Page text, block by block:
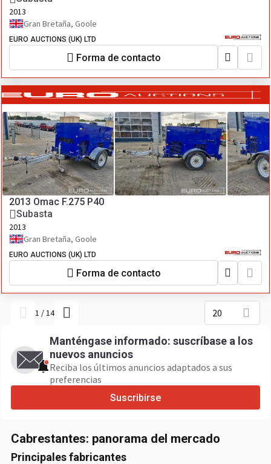
2013
Gran Bretaña, Goole
EURO AUCTIONS (UK) LTD
Forma de contacto
2013 Omac F.275 P40
Subasta
2013
Gran Bretaña, Goole
EURO AUCTIONS (UK) LTD
Forma de contacto
1 /14 20
Manténgase informado: suscríbase a los
nuevos anuncios
Reciba los últimos anuncios adaptados a sus
preferencias
Suscribirse
Cabrestantes: panorama del mercado
Principales fabricantes